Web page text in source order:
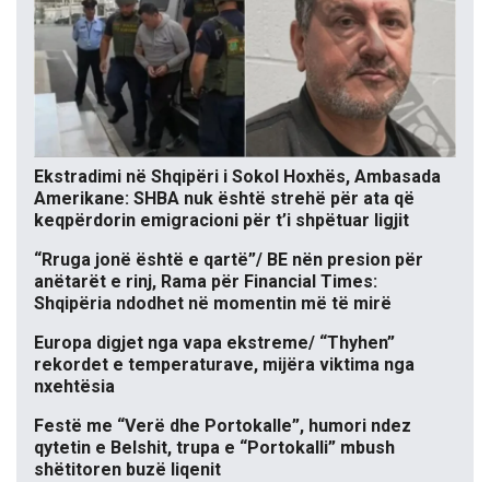
Ekstradimi në Shqipëri i Sokol Hoxhës, Ambasada
Amerikane: SHBA nuk është strehë për ata që
keqpërdorin emigracioni për t’i shpëtuar ligjit
“Rruga jonë është e qartë”/ BE nën presion për
anëtarët e rinj, Rama për Financial Times:
Shqipëria ndodhet në momentin më të mirë
Europa digjet nga vapa ekstreme/ “Thyhen”
rekordet e temperaturave, mijëra viktima nga
nxehtësia
Festë me “Verë dhe Portokalle”, humori ndez
qytetin e Belshit, trupa e “Portokalli” mbush
shëtitoren buzë liqenit